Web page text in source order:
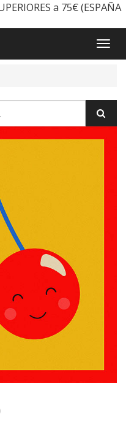
a 75€ (ESPAÑA